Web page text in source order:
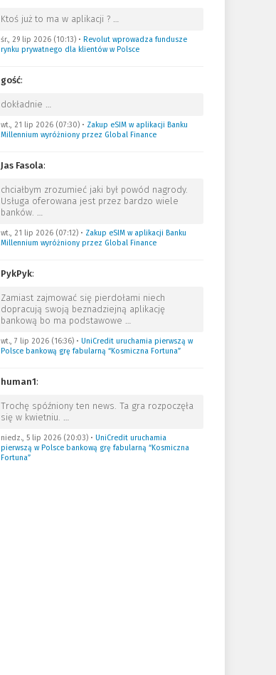
Ktoś już to ma w aplikacji ? …
śr., 29 lip 2026 (10:13)• Revolut wprowadza fundusze
rynku prywatnego dla klientów w Polsce
gość:
dokładnie …
wt., 21 lip 2026 (07:30)• Zakup eSIM w aplikacji Banku
Millennium wyróżniony przez Global Finance
Jas Fasola:
chciałbym zrozumieć jaki był powód nagrody.
Usługa oferowana jest przez bardzo wiele
banków. …
wt., 21 lip 2026 (07:12)• Zakup eSIM w aplikacji Banku
Millennium wyróżniony przez Global Finance
PykPyk:
Zamiast zajmować się pierdołami niech
dopracują swoją beznadziejną aplikację
bankową bo ma podstawowe …
wt., 7 lip 2026 (16:36)• UniCredit uruchamia pierwszą w
Polsce bankową grę fabularną “Kosmiczna Fortuna”
human1:
Trochę spóźniony ten news. Ta gra rozpoczęła
się w kwietniu. …
niedz., 5 lip 2026 (20:03)• UniCredit uruchamia
pierwszą w Polsce bankową grę fabularną “Kosmiczna
Fortuna”